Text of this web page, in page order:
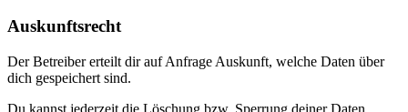
Auskunftsrecht
Der Betreiber erteilt dir auf Anfrage Auskunft, welche Daten über
dich gespeichert sind.
Du kannst jederzeit die Löschung bzw. Sperrung deiner Daten